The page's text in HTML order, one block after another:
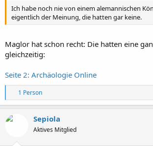
Ich habe noch nie von einem alemannischen
eigentlich der Meinung, die hatten gar keine.
Maglor hat schon recht: Die hatten eine
gleichzeitig:
Seite 2: Archäologie Online
R
e
a
1 Person
Sepiola
Aktives Mitglied